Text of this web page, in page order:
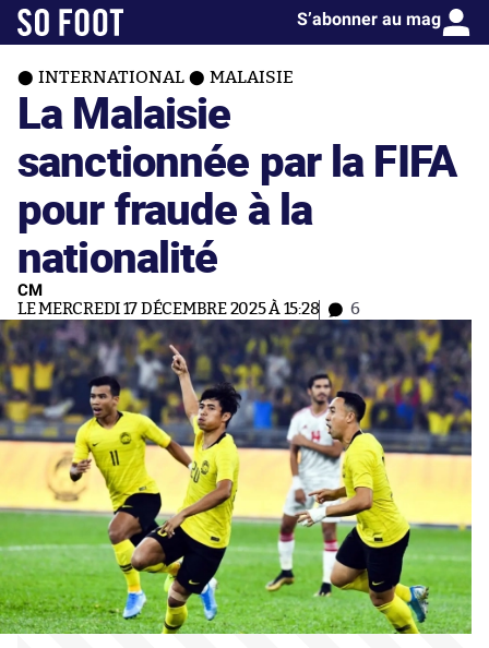
S’abonner au mag
INTERNATIONAL MALAISIE
La Malaisie
sanctionnée par la FIFA
pour fraude à la
nationalité
CM
LE MERCREDI 17 DÉCEMBRE 2025 À 15:28 6